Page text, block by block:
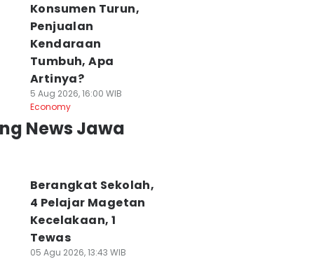
Konsumen Turun,
Penjualan
Kendaraan
Tumbuh, Apa
Artinya?
5 Aug 2026, 16:00 WIB
Economy
News Jawa
Berangkat Sekolah,
4 Pelajar Magetan
Kecelakaan, 1
Tewas
05 Agu 2026, 13:43 WIB